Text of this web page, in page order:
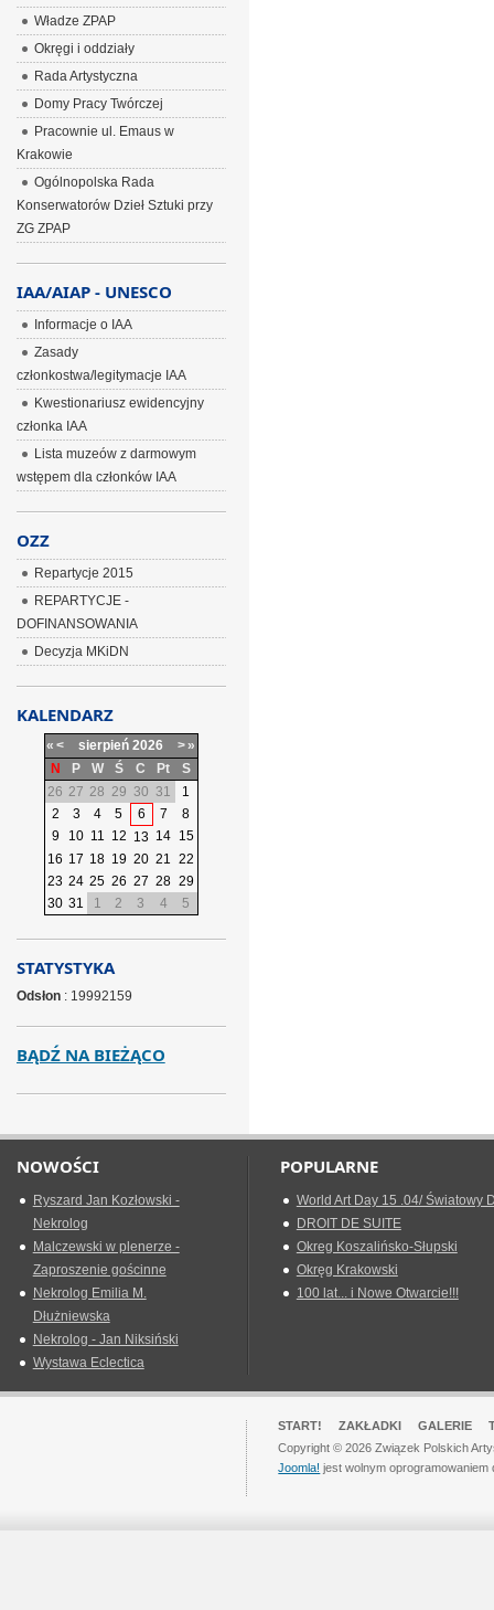
Władze ZPAP
Okręgi i oddziały
Rada Artystyczna
Domy Pracy Twórczej
Pracownie ul. Emaus w
Krakowie
Ogólnopolska Rada
Konserwatorów Dzieł Sztuki przy
ZG ZPAP
IAA/AIAP - UNESCO
Informacje o IAA
Zasady
członkostwa/legitymacje IAA
Kwestionariusz ewidencyjny
członka IAA
Lista muzeów z darmowym
wstępem dla członków IAA
OZZ
Repartycje 2015
REPARTYCJE -
DOFINANSOWANIA
Decyzja MKiDN
KALENDARZ
« < sierpień 2026 >»
N
P W Ś C Pt
S
26 27 28 29 30 31
1
2
3 4 5 6 7
8
9
10 11 12 13 14 15
16 17 18 19 20 21 22
23 24 25 26 27 28 29
30 31 1 2 3 4 5
STATYSTYKA
Odsłon: 19992159
BĄDŹ NA BIEŻĄCO
NOWOŚCI
Ryszard Jan Kozłowski -
Nekrolog
Malczewski w plenerze -
Zaproszenie gościnne
Nekrolog Emilia M.
Dłużniewska
Nekrolog - Jan Niksiński
Wystawa Eclectica
POPULARNE
World Art Day 15 .04/ Światowy
DROIT DE SUITE
Okreg Koszalińsko-Słupski
Okręg Krakowski
100 lat... i Nowe Otwarcie!!!
START! ZAKŁADKI GALERIE
Copyright © 2026 Związek Polskich
Joomla! jest wolnym